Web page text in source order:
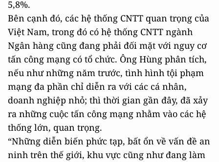
5,8%.
Bên cạnh đó, các hệ thống CNTT quan trọng của
Việt Nam, trong đó có hệ thống CNTT ngành
Ngân hàng cũng đang phải đối mặt với nguy cơ
tấn công mạng có tổ chức. Ông Hùng phân tích,
nếu như những năm trước, tình hình tội phạm
mạng đa phần chỉ diễn ra với các cá nhân,
doanh nghiệp nhỏ; thì thời gian gần đây, đã xảy
ra những cuộc tấn công mạng nhằm vào các hệ
thống lớn, quan trọng.
“Những diễn biến phức tạp, bất ổn về vấn đề an
ninh trên thế giới, khu vực cũng như đang làm